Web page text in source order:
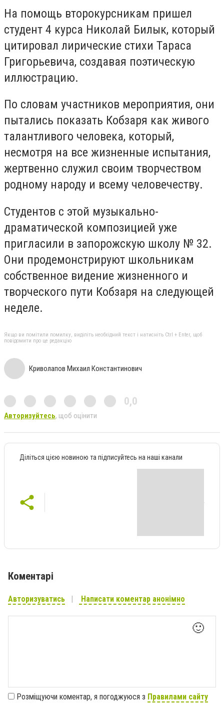
На помощь второкурсникам пришел
студент 4 курса Николай Билык, который
цитировал лирические стихи Тараса
Григорьевича, создавая поэтическую
иллюстрацию.
По словам участников мероприятия, они
пытались показать Кобзаря как живого
талантливого человека, который,
несмотря на все жизненные испытания,
жертвенно служил своим творчеством
родному народу и всему человечеству.
Студентов с этой музыкально-
драматической композицией уже
пригласили в запорожскую школу № 32.
Они продемонстрируют школьникам
собственное видение жизненного и
творческого пути Кобзаря на следующей
неделе.
Якщо ви помітили помилку, виділіть необхідний текст і натисніть Ctrl + Enter, щоб
повідомити про це редакцію
Криволапов Михаил Константинович
0,0
Авторизуйтесь, щоб оцінити
Діліться цією новиною та підписуйтесь на наші канали
Коментарі
Авторизуватись Написати коментар анонімно
🙂
Розміщуючи коментар, я погоджуюся з Правилами сайту